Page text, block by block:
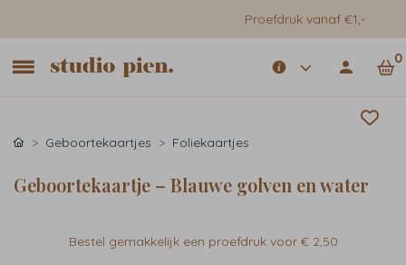
Proefdruk vanaf €1,-
0
Geboortekaartjes Foliekaartjes
Geboortekaartje – Blauwe golven en water
Bestel gemakkelijk een proefdruk voor € 2,50